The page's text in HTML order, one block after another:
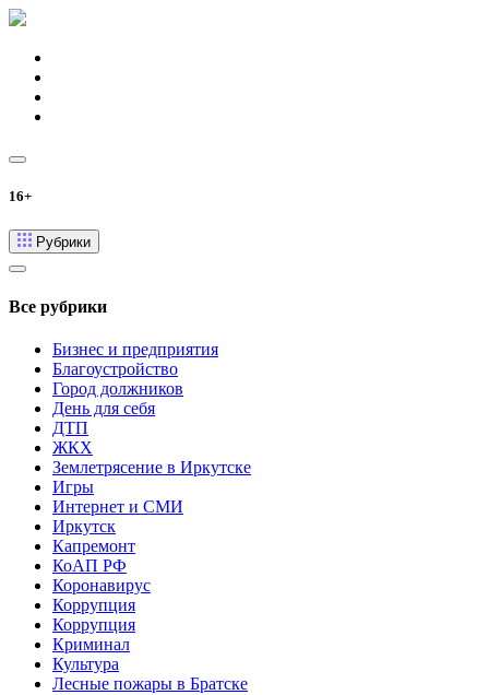
16+
Рубрики
Все рубрики
Бизнес и предприятия
Благоустройство
Город должников
День для себя
ДТП
ЖКХ
Землетрясение в Иркутске
Игры
Интернет и СМИ
Иркутск
Капремонт
КоАП РФ
Коронавирус
Коррупция
Коррупция
Криминал
Культура
Лесные пожары в Братске